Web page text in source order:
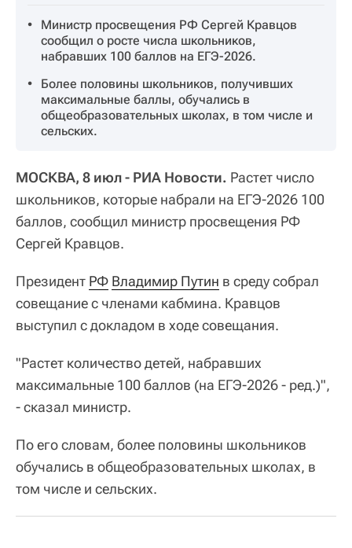
Министр просвещения РФ Сергей Кравцов
сообщил о росте числа школьников,
набравших 100 баллов на ЕГЭ-2026.
Более половины школьников, получивших
максимальные баллы, обучались в
общеобразовательных школах, в том числе и
сельских.
МОСКВА, 8 июл - РИА Новости. Растет число
школьников, которые набрали на ЕГЭ-2026 100
баллов, сообщил министр просвещения РФ
Сергей Кравцов.
Президент РФ Владимир Путин в среду собрал
совещание с членами кабмина. Кравцов
выступил с докладом в ходе совещания.
"Растет количество детей, набравших
максимальные 100 баллов (на ЕГЭ-2026 - ред.)",
- сказал министр.
По его словам, более половины школьников
обучались в общеобразовательных школах, в
том числе и сельских.